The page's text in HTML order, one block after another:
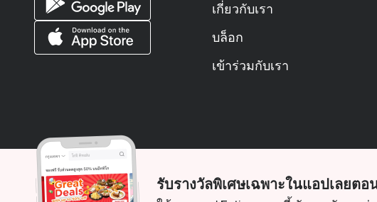
เกี่ยวกับเรา
บล็อก
เข้าร่วมกับเรา
© 2026 Zoek. สงวนลิขสิทธิ์
รับรางวัลพิเศษเฉพาะในแอปเลยตอ